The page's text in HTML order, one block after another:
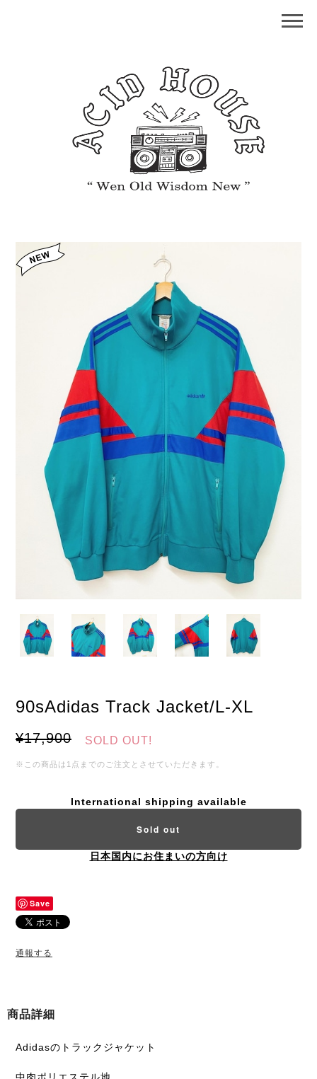
90sAdidas Track Jacket/L-XL
¥17,900 SOLD OUT!
※この商品は1点までのご注文とさせていただきます。
International shipping available
Sold out
日本国内にお住まいの方向け
Save
通報する
商品詳細
Adidasのトラックジャケット